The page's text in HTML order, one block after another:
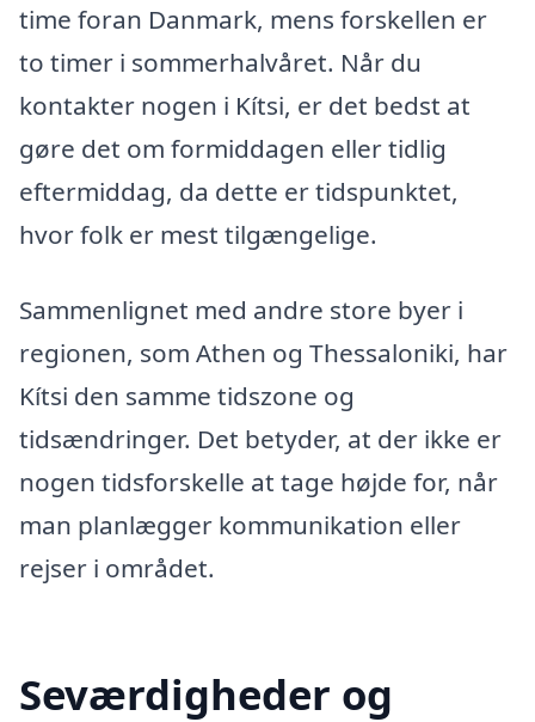
time foran Danmark, mens forskellen er
to timer i sommerhalvåret. Når du
kontakter nogen i Kítsi, er det bedst at
gøre det om formiddagen eller tidlig
eftermiddag, da dette er tidspunktet,
hvor folk er mest tilgængelige.
Sammenlignet med andre store byer i
regionen, som Athen og Thessaloniki, har
Kítsi den samme tidszone og
tidsændringer. Det betyder, at der ikke er
nogen tidsforskelle at tage højde for, når
man planlægger kommunikation eller
rejser i området.
Seværdigheder og